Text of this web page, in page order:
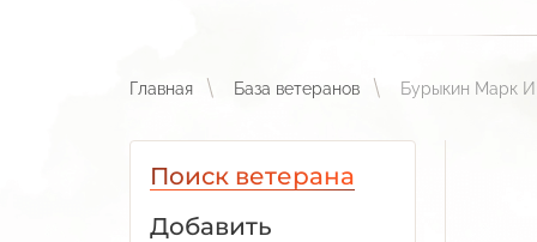
Главная База ветеранов Бурыкин Марк
Поиск ветерана
Добавить